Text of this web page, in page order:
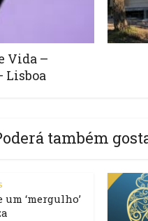
Vida –
Lisboa
também
‘mergulho’